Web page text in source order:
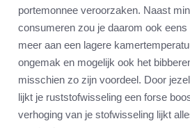
portemonnee veroorzaken. Naast
consumeren zou je daarom ook
meer aan een lagere
ongemak en mogelijk ook het
misschien zo zijn voordeel. Door
lijkt je ruststofwisseling een forse
verhoging van je stofwisseling lijkt